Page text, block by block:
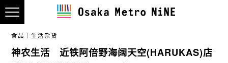
食品 生活杂货
神农生活 近铁阿倍野海阔天空(HARUKAS)店